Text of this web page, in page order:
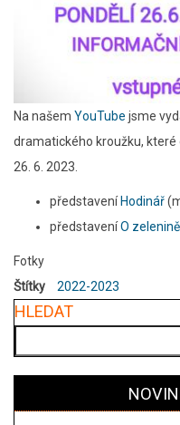
Na našem YouTube jsme
dramatického kroužku, které
26. 6. 2023.
představení Hodinář
představeníO
Fotky
Štítky
2022-2023
HLEDAT